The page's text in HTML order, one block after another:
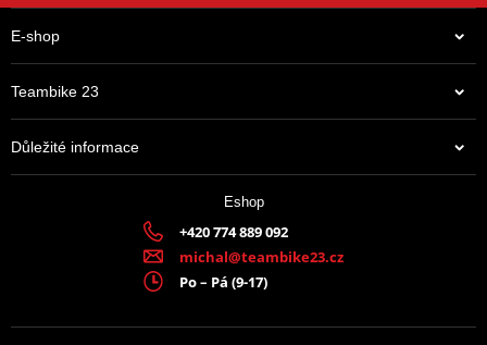
E-shop
Teambike 23
Důležité informace
Eshop
+420 774 889 092
michal@teambike23.cz
Po – Pá (9-17)